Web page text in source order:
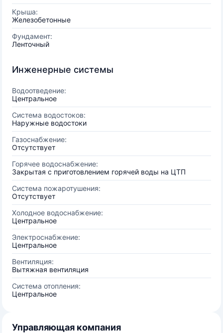
Крыша:
Железобетонные
Фундамент:
Ленточный
Инженерные системы
Водоотведение:
Центральное
Система водостоков:
Наружные водостоки
Газоснабжение:
Отсутствует
Горячее водоснабжение:
Закрытая с приготовлением горячей воды на ЦТП
Система пожаротушения:
Отсутствует
Холодное водоснабжение:
Центральное
Электроснабжение:
Центральное
Вентиляция:
Вытяжная вентиляция
Система отопления:
Центральное
Управляющая компания